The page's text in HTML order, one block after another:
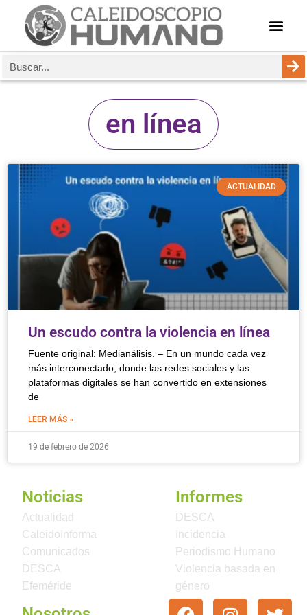
en línea
ACTUALIDAD
Un escudo contra la violencia en línea
Fuente original: Medianálisis. – En un mundo cada vez
más interconectado, donde las redes sociales y las
plataformas digitales se han convertido en extensiones
de
LEER MÁS »
19 de febrero de 2026
Noticias
Actualidad
CaleidoInforma
Comunicados
DESCA
Efeméride
Informes
DESCA
Incidencia
Periodismo Humano
Violencia basada en
género